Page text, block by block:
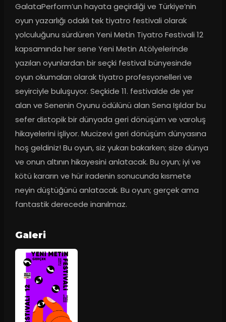
GalataPerform’un hayata geçirdiği ve Türkiye’nin
oyun yazarlığı odaklı tek tiyatro festivali olarak
yolculuğunu sürdüren Yeni Metin Tiyatro Festivali 12
kapsamında her sene Yeni Metin Atölyelerinde
yazılan oyunlardan bir seçki festival bünyesinde
oyun okumaları olarak tiyatro profesyonelleri ve
seyirciyle buluşuyor. Seçkide 11. festivalde de yer
alan ve Senenin Oyunu ödülünü alan Sena Işıldar bu
sefer distopik bir dünyada geri dönüşüm ve varoluş
hikayelerini işliyor. Mucizevi geri dönüşüm dünyasına
hoş geldiniz! Bu oyun, siz yukarı bakarken; size dünya
ve onun altının hikayesini anlatacak. Bu oyun; iyi ve
kötü kararın ve hür iradenin sonucunda kısmete
neyin düştüğünü anlatacak. Bu oyun; gerçek ama
fantastik derecede inanılmaz.
Galeri